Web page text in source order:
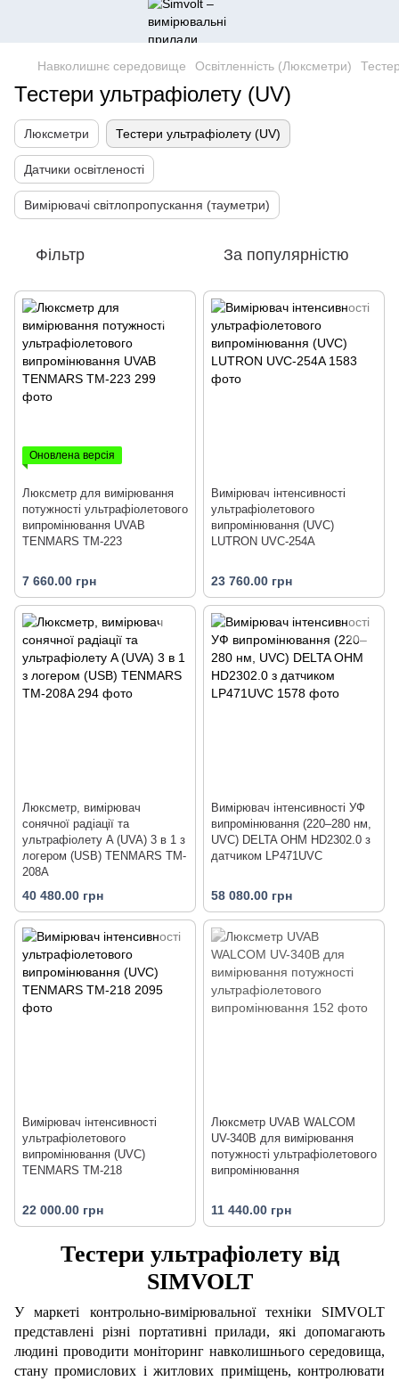
Навколишнє середовище Освітленність (Люксметри)
Тестери ультрафіолету (UV)
Люксметри Тестери ультрафіолету (UV)
Датчики освітленості
Вимірювачі світлопропускання (тауметри)
Фільтр За популярністю
Оновлена версія
Люксметр для вимірювання
потужності ультрафіолетового
випромінювання UVAB
TENMARS TM-223
7 660.00 грн
Вимірювач інтенсивності
ультрафіолетового
випромінювання (UVC)
LUTRON UVC-254A
23 760.00 грн
Люксметр, вимірювач
сонячної радіації та
ультрафіолету A (UVA) 3 в 1 з
логером (USB) TENMARS TM-
208A
40 480.00 грн
Вимірювач інтенсивності УФ
випромінювання (220–280 нм,
UVC) DELTA OHM HD2302.0 з
датчиком LP471UVC
58 080.00 грн
Вимірювач інтенсивності
ультрафіолетового
випромінювання (UVC)
TENMARS TM-218
22 000.00 грн
Люксметр UVAB WALCOM
UV-340B для вимірювання
потужності ультрафіолетового
випромінювання
11 440.00 грн
Тестери ультрафіолету від
SIMVOLT
У маркеті контрольно-вимірювальної техніки SIMVOLT
представлені різні портативні прилади, які допомагають
людині проводити моніторинг навколишнього середовища,
стану промислових і житлових приміщень, контролювати